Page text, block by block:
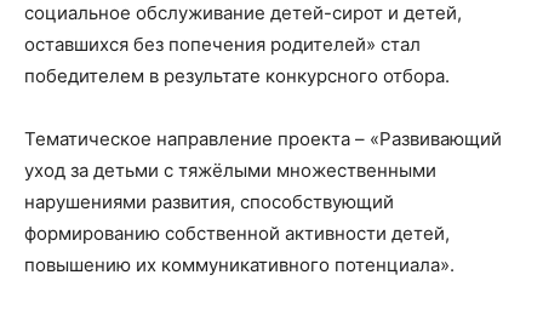
социальное обслуживание детей-сирот и детей,
оставшихся без попечения родителей» стал
победителем в результате конкурсного отбора.
Тематическое направление проекта – «Развивающий
уход за детьми с тяжёлыми множественными
нарушениями развития, способствующий
формированию собственной активности детей,
повышению их коммуникативного потенциала».